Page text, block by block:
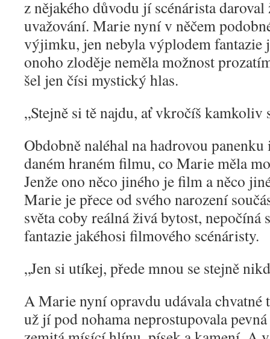
z nějakého důvodu jí scénárista
uvažování. Marie nyní v něčem
výjimku, jen nebyla výplodem fantazie
onoho zloděje neměla možnost
šel jen čísi mystický hlas.
„Stejně si tě najdu, ať vkročíš kamkoliv
Obdobně naléhal na hadrovou
daném hraném filmu, co Marie měla
Jenže ono něco jiného je film a něco
Marie je přece od svého narození
světa coby reálná živá bytost,
fantazie jakéhosi filmového scénáristy.
„Jen si utíkej, přede mnou se stejně
A Marie nyní opravdu udávala chvatné
už jí pod nohama neprostupovala